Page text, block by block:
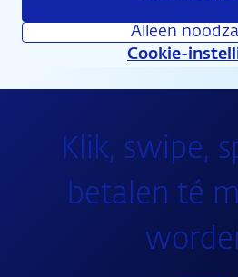
Alleen
Cookie-
Klik, swipe,
betalen té